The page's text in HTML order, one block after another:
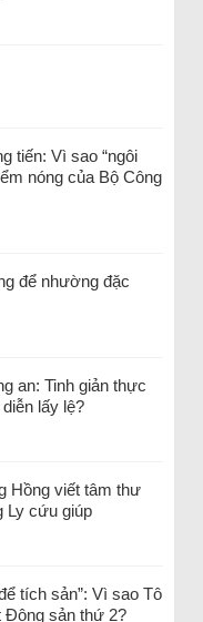
tiến: Vì sao “ngôi
nóng của Bộ Công
để nhường đặc
an: Tinh giản thực
lấy lệ?
Hồng viết tâm thư
Ly cứu giúp
tích sản”: Vì sao Tô
Động sản thứ 2?